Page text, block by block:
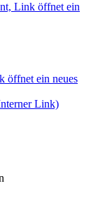
Link öffnet ein
öffnet ein neues
Link)